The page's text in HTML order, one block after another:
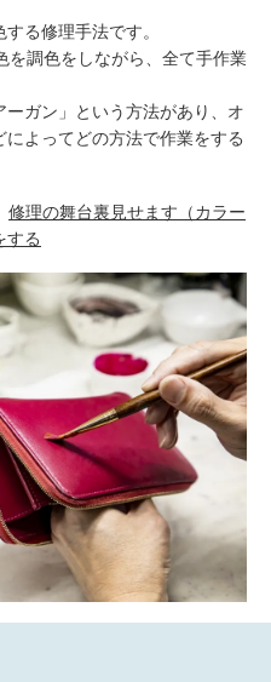
る修理手法です。
を調色をしながら、全て手作業
ガン」という方法があり、オ
よってどの方法で作業をする
修理の舞台裏見せます（カラー
する